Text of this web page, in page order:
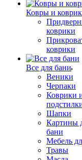
Ковры и
коврики
коврики
Все для бани
Веники
Черпаки
Коврики
Шапки
Картины
бани
Мебель
Травы